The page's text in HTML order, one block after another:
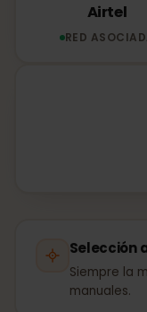
Airtel
RED
Selección
Siempre la
manuales.